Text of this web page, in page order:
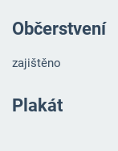
Občerstvení
zajištěno
Plakát